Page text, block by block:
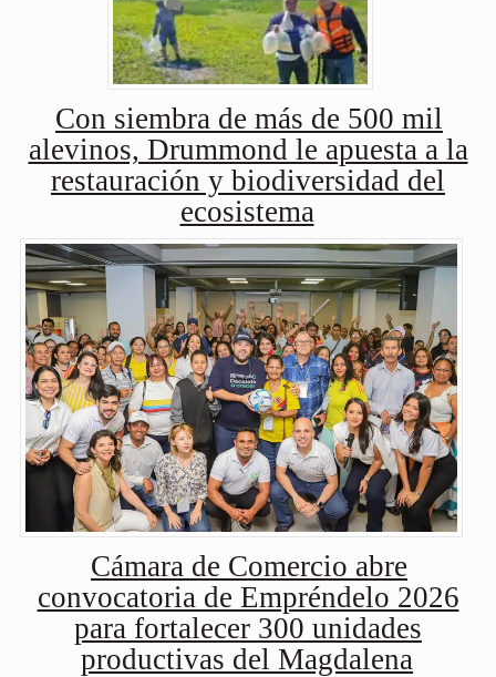
Con siembra de más de 500 mil
alevinos, Drummond le apuesta a la
restauración y biodiversidad del
ecosistema
Cámara de Comercio abre
convocatoria de Empréndelo 2026
para fortalecer 300 unidades
productivas del Magdalena